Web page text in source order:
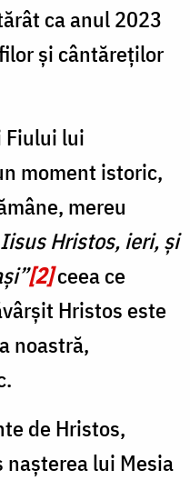
ca anul 2023
și cântăreților
Fiului lui
moment istoric,
mereu
Hristos, ieri, și
[2]ceea ce
Hristos este
noastră,
de Hristos,
lui Mesia